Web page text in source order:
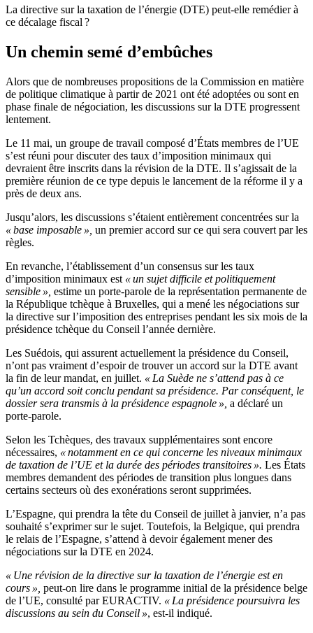
La directive sur la taxation de l’énergie (DTE) peut-elle remédier à
ce décalage fiscal ?
Un chemin semé d’embûches
Alors que de nombreuses propositions de la Commission en matière
de politique climatique à partir de 2021 ont été adoptées ou sont en
phase finale de négociation, les discussions sur la DTE progressent
lentement.
Le 11 mai, un groupe de travail composé d’États membres de l’UE
s’est réuni pour discuter des taux d’imposition minimaux qui
devraient être inscrits dans la révision de la DTE. Il s’agissait de la
première réunion de ce type depuis le lancement de la réforme il y a
près de deux ans.
Jusqu’alors, les discussions s’étaient entièrement concentrées sur la
« base imposable », un premier accord sur ce qui sera couvert par les
règles.
En revanche, l’établissement d’un consensus sur les taux
d’imposition minimaux est « un sujet difficile et politiquement
sensible », estime un porte-parole de la représentation permanente de
la République tchèque à Bruxelles, qui a mené les négociations sur
la directive sur l’imposition des entreprises pendant les six mois de la
présidence tchèque du Conseil l’année dernière.
Les Suédois, qui assurent actuellement la présidence du Conseil,
n’ont pas vraiment d’espoir de trouver un accord sur la DTE avant
la fin de leur mandat, en juillet. « La Suède ne s’attend pas à ce
qu’un accord soit conclu pendant sa présidence. Par conséquent, le
dossier sera transmis à la présidence espagnole », a déclaré un
porte-parole.
Selon les Tchèques, des travaux supplémentaires sont encore
nécessaires, « notamment en ce qui concerne les niveaux minimaux
de taxation de l’UE et la durée des périodes transitoires ». Les États
membres demandent des périodes de transition plus longues dans
certains secteurs où des exonérations seront supprimées.
L’Espagne, qui prendra la tête du Conseil de juillet à janvier, n’a pas
souhaité s’exprimer sur le sujet. Toutefois, la Belgique, qui prendra
le relais de l’Espagne, s’attend à devoir également mener des
négociations sur la DTE en 2024.
« Une révision de la directive sur la taxation de l’énergie est en
cours », peut-on lire dans le programme initial de la présidence belge
de l’UE, consulté par EURACTIV. « La présidence poursuivra les
discussions au sein du Conseil », est-il indiqué.